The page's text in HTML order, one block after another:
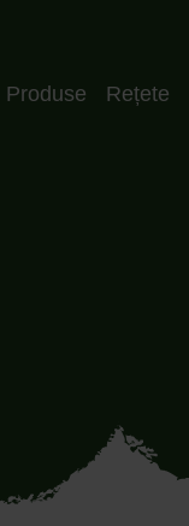
Produse Rețete